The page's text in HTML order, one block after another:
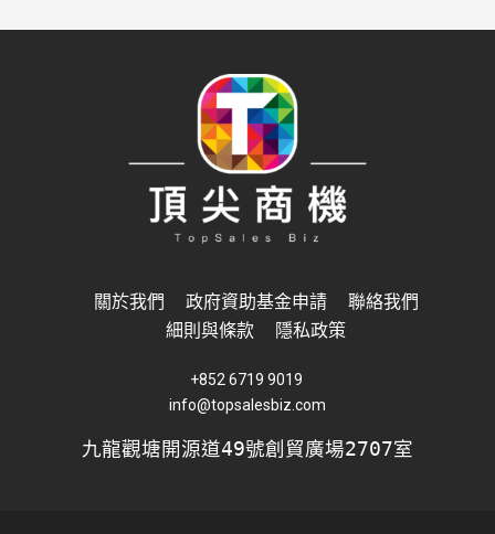
關於我們 政府資助基金申請
聯絡我們
細則與條款
隱私政策
+852 6719 9019
info@topsalesbiz.com
九龍觀塘開源道49號創貿廣場2707室